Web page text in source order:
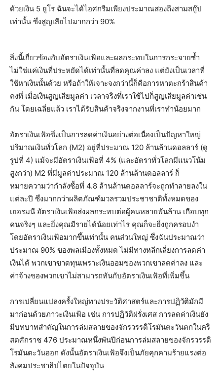
ด้วยเงิน 5 ยูโร ฉันจะได้ไอศกรีมเพียงประมาณสองถึงสามสกู๊ป
เท่านั้น ซึ่งสูญเสียไปมากกว่า 90%
สิ่งนี้เกี่ยวข้องกับอัตราเงินเฟ้อและผลกระทบในการกระจายซ้ำ
ไม่ใช่แค่เงินที่ประหยัดได้เท่านั้นที่ลดคุณค่าลง แต่ยังเป็นเวลาที่
ใช้หาเงินนั้นด้วย หรือถ้าให้เจาะจงกว่านี้ก็คือการหาตะกร้าสินค้า
คงที่ เมื่อเงินสูญเสียมูลค่า เวลาจริงที่เราใช้ไปก็สูญเสียมูลค่าเช่น
กัน โดยเฉลี่ยแล้ว เราได้รับสินค้าจริงจากงานที่เราทำน้อยมาก
อัตราเงินเฟ้อซึ่งเป็นการลดค่าเงินอย่างต่อเนื่องเป็นปัญหาใหญ่
ปริมาณเงินทั่วโลก (M2) อยู่ที่ประมาณ 120 ล้านล้านดอลลาร์ (ดู
รูปที่ 4) แม้จะมีอัตราเงินเฟ้อที่ 4% (และอัตราทั่วโลกมีแนวโน้ม
สูงกว่า) M2 ที่มีมูลค่าประมาณ 120 ล้านล้านดอลลาร์ ก็
หมายความว่ากำลังซื้อที่ 4.8 ล้านล้านดอลลาร์จะถูกทำลายลงใน
แต่ละปี ซึ่งมากกว่าผลิตภัณฑ์มวลรวมประชาชาติทั้งหมดของ
เยอรมนี อัตราเงินเฟ้อส่งผลกระทบต่อผู้คนหลายพันล้าน เกือบทุก
คนจริงๆ และยิ่งคุณมีรายได้น้อยเท่าไร คุณก็จะยิ่งถูกครอบงำ
โดยอัตราเงินเฟ้อมากขึ้นเท่านั้น คนส่วนใหญ่ ซึ่งฉันประมาณว่า
ประมาณ 90% ของพลเมืองทั้งหมด ไม่มีทางหลีกเลี่ยงการลดค่า
เงินได้ พวกเขาขาดทุนเพราะเงินออมของพวกเขาลดค่าลง และ
ค่าจ้างของพวกเขาไม่สามารถทันกับอัตราเงินเฟ้อที่เพิ่มขึ้น
การเปลี่ยนแปลงครั้งใหญ่ทางประวัติศาสตร์และการปฏิวัติมักมี
มาก่อนด้วยภาวะเงินเฟ้อ เช่น การปฏิวัติฝรั่งเศส การลดค่าเงินยัง
มีบทบาทสำคัญในการล่มสลายของจักรวรรดิโรมันตะวันตกในคริ
สตศักราช 476 ประมาณหนึ่งพันปีก่อนการล่มสลายของจักรวรรดิ
โรมันตะวันออก ดังนั้นอัตราเงินเฟ้อจึงเป็นภัยคุกคามร้ายแรงต่อ
สังคมประชาธิปไตยในปัจจุบัน